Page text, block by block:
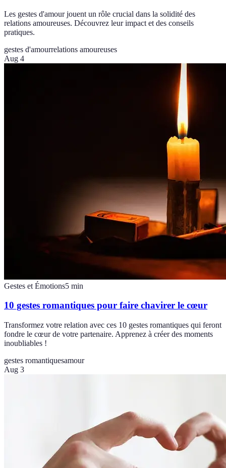
Les gestes d'amour jouent un rôle crucial dans la solidité des
relations amoureuses. Découvrez leur impact et des conseils
pratiques.
gestes d'amourrelations amoureuses
Aug 4
Gestes et Émotions5 min
10 gestes romantiques pour faire chavirer le cœur
Transformez votre relation avec ces 10 gestes romantiques qui feront
fondre le cœur de votre partenaire. Apprenez à créer des moments
inoubliables !
gestes romantiquesamour
Aug 3